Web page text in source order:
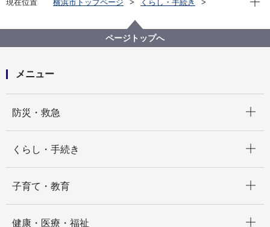
現在位置 横浜市トップページ
くらし・手続き
人にやさしい道づくり
横浜市の道路のバリアフリー事業
道路特定事業計画について
ページトップへ
メニュー
防災・救急
くらし・手続き
子育て・教育
健康・医療・福祉